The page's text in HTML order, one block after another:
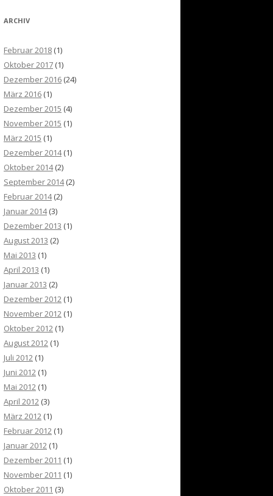
ARCHIV
Februar 2018 (1)
Oktober 2017 (1)
Dezember 2016 (24)
März 2016 (1)
Dezember 2015 (4)
November 2015 (1)
März 2015 (1)
Dezember 2014(1)
Oktober 2014(2)
September 2014(2)
Februar 2014(2)
Januar 2014(3)
Dezember 2013 (1)
August 2013 (2)
Mai 2013 (1)
April 2013 (1)
Januar 2013 (2)
Dezember 2012 (1)
November 2012 (1)
Oktober 2012 (1)
August 2012 (1)
Juli 2012 (1)
Juni 2012 (1)
Mai 2012 (1)
April 2012 (3)
März 2012 (1)
Februar 2012 (1)
Januar 2012 (1)
Dezember 2011 (1)
November 2011 (1)
Oktober 2011 (3)